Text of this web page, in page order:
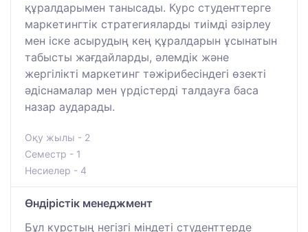
құралдарымен танысады. Курс студенттерге
маркетингтік стратегияларды тиімді әзірлеу
мен іске асырудың кең құралдарын ұсынатын
табысты жағдайларды, әлемдік және
жергілікті маркетинг тәжірибесіндегі өзекті
әдіснамалар мен үрдістерді талдауға баса
назар аударады.
Оқу жылы - 2
Семестр - 1
Несиелер - 4
Өндірістік менеджмент
Бұл курстың негізгі міндеті студенттерде